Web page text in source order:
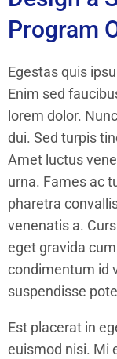
Program
Egestas quis
Enim sed
lorem dolor.
dui. Sed turpis
Amet luctus
urna. Fames ac
pharetra
venenatis a.
eget gravida
condimentum id
suspendisse
Est placerat in
euismod nisi. Mi